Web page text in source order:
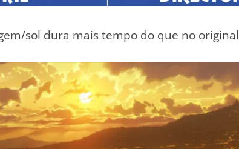
sol dura mais tempo do que no original